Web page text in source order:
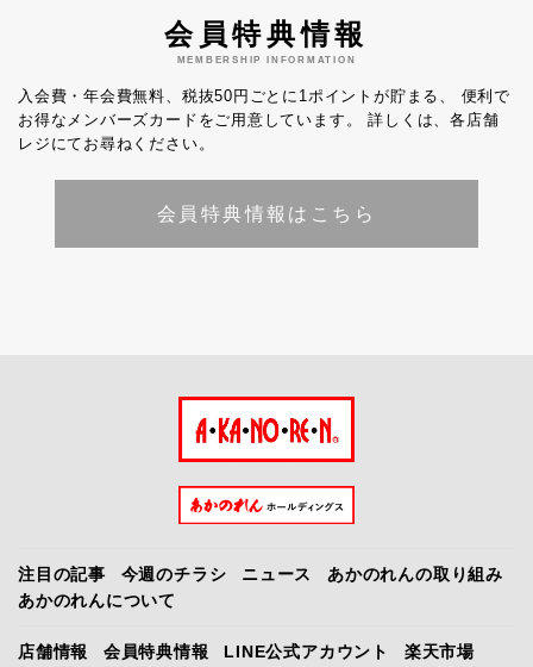
会員特典情報
MEMBERSHIP INFORMATION
入会費・年会費無料、税抜50円ごとに1ポイントが貯まる、
便利で
お得なメンバーズカードをご用意しています。
詳しくは、各店舗
レジにてお尋ねください。
会員特典情報はこちら
注目の記事 今週のチラシ ニュース
あかのれんの取り組み
あかのれんについて
店舗情報 会員特典情報 LINE公式アカウント
楽天市場